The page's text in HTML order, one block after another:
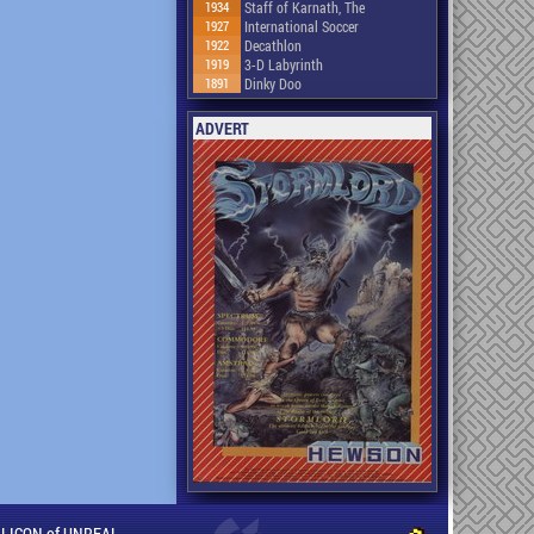
1934 Staff of Karnath, The
1927 International Soccer
1922 Decathlon
1919 3-D Labyrinth
1891 Dinky Doo
ADVERT